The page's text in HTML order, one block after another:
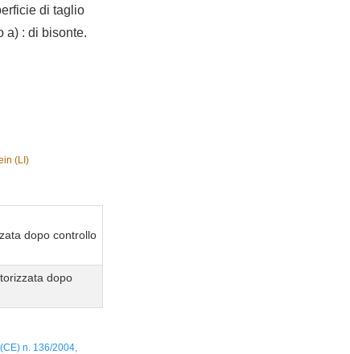
di taglio
a) : di bisonte.
(LI)
dopo controllo
dopo
n. 136/2004,